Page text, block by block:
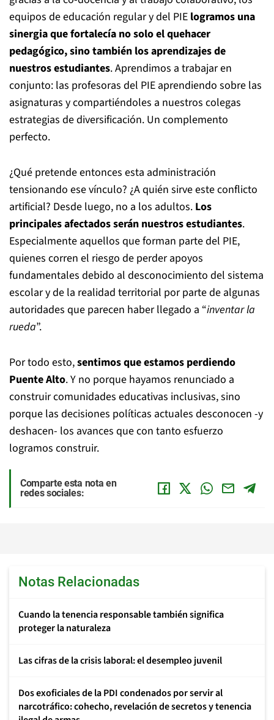
equipos de educación regular y del PIE logramos una
sinergia que fortalecía no solo el quehacer
pedagógico, sino también los aprendizajes de
nuestros estudiantes. Aprendimos a trabajar en
conjunto: las profesoras del PIE aprendiendo sobre las
asignaturas y compartiéndoles a nuestros colegas
estrategias de diversificación. Un complemento
perfecto.
¿Qué pretende entonces esta administración
tensionando ese vínculo? ¿A quién sirve este conflicto
artificial? Desde luego, no a los adultos. Los
principales afectados serán nuestros estudiantes.
Especialmente aquellos que forman parte del PIE,
quienes corren el riesgo de perder apoyos
fundamentales debido al desconocimiento del sistema
escolar y de la realidad territorial por parte de algunas
autoridades que parecen haber llegado a “inventar la
rueda”.
Por todo esto,sentimos que estamos perdiendo
Puente Alto. Y no porque hayamos renunciado a
construir comunidades educativas inclusivas, sino
porque las decisiones políticas actuales desconocen -y
deshacen- los avances que con tanto esfuerzo
logramos construir.
Comparte esta nota en
redes sociales:
Notas Relacionadas
Cuando la tenencia responsable también significa
proteger la naturaleza
Las cifras de la crisis laboral: el desempleo juvenil
Dos exoficiales de la PDI condenados por servir al
narcotráfico: cohecho, revelación de secretos y tenencia